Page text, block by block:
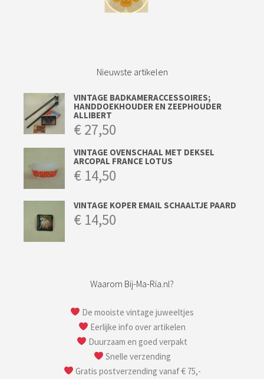
Nieuwste artikelen
VINTAGE BADKAMERACCESSOIRES;
HANDDOEKHOUDER EN ZEEPHOUDER
ALLIBERT
€27,50
VINTAGE OVENSCHAAL MET DEKSEL
ARCOPAL FRANCE LOTUS
€ 14,50
VINTAGE KOPER EMAIL SCHAALTJE PAARD
€ 14,50
Waarom Bij-Ma-Ria.nl?
De mooiste vintage juweeltjes
Eerlijke info over artikelen
Duurzaam en goed verpakt
Snelle verzending
Gratis postverzending vanaf € 75,-